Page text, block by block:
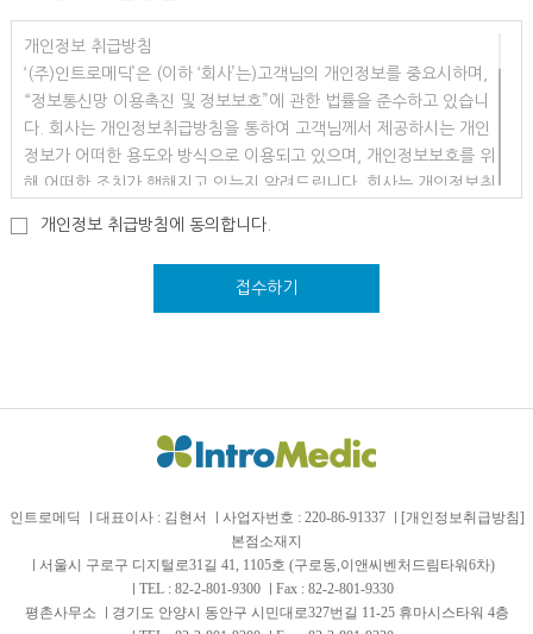
개인정보 취급방침
‘(주)인트로메딕’은 (이하 ‘회사’는)고객님의 개인정보를 중요시하며,
“정보통신망 이용촉진 및 정보보호”에 관한 법률을 준수하고 있습니
다. 회사는 개인정보취급방침을 통하여 고객님께서 제공하시는 개인
정보가 어떠한 용도와 방식으로 이용되고 있으며, 개인정보보호를 위
해 어떠한 조치가 행해지고 있는지 알려드립니다. 회사는 개인정보취
공지할 것입니다.
본 방침은 : 2008년 08월 25일부터 시행됩니다.
항 ⑨ 개인정보에 관한 민원서비스 ⑩ 만 14세 미만 아동의 개인정보
• 회사는 회원가입, 상담, 서비스 신청 등등을 위해 아래와 같은 개
• 수집항목: 이름, 생년월일, 로그인ID, 비밀번호, 자택 전화번호, 자
택 주소, 휴대전화번호, 이메일, 회사명, 부서, 주민등록번호, 접속 로
그, 쿠키
개인정보 취급방침에 동의합니다.
접수하기
인트로메딕 대표이사 : 김현서 사업자번호 : 220-86-91337
[개인정보취급방침]
본점소재지
서울시 구로구 디지털로31길 41, 1105호 (구로동,이앤씨벤처드림타워6차)
TEL : 82-2-801-9300
Fax : 82-2-801-9330
평촌사무소
경기도 안양시 동안구 시민대로327번길 11-25 휴마시스타워 4층